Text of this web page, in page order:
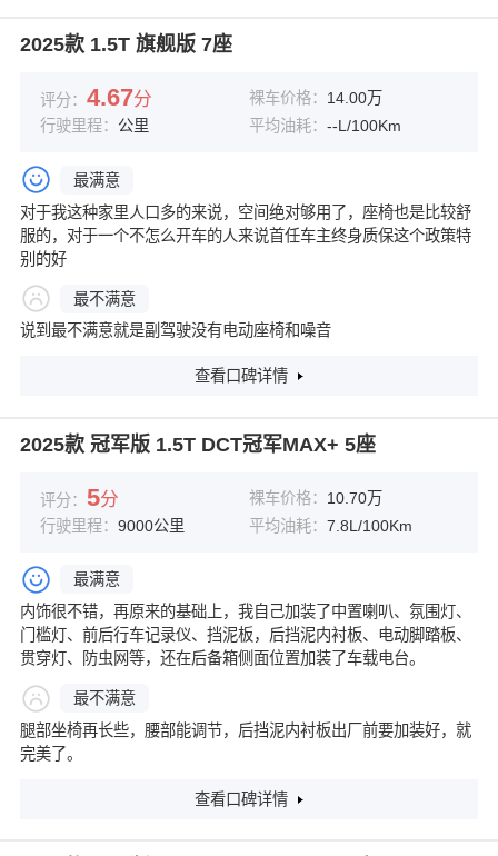
2025款 1.5T 旗舰版 7座
评分： 4.67分 裸车价格： 14.00万
行驶里程： 公里 平均油耗： --L/100Km
最满意
对于我这种家里人口多的来说，空间绝对够用了，座椅也是比较舒
服的，对于一个不怎么开车的人来说首任车主终身质保这个政策特
别的好
最不满意
说到最不满意就是副驾驶没有电动座椅和噪音
查看口碑详情
2025款 冠军版 1.5T DCT冠军MAX+ 5座
评分： 5分 裸车价格： 10.70万
行驶里程： 9000公里 平均油耗： 7.8L/100Km
最满意
内饰很不错，再原来的基础上，我自己加装了中置喇叭、氛围灯、
门槛灯、前后行车记录仪、挡泥板，后挡泥内衬板、电动脚踏板、
贯穿灯、防虫网等，还在后备箱侧面位置加装了车载电台。
最不满意
腿部坐椅再长些，腰部能调节，后挡泥内衬板出厂前要加装好，就
完美了。
查看口碑详情